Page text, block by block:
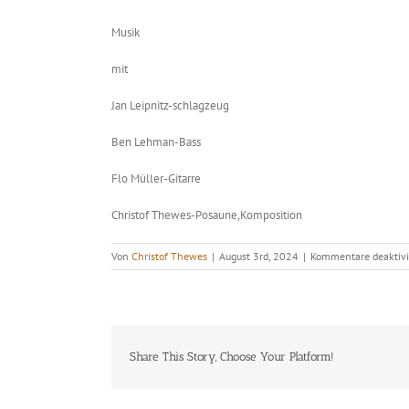
Musik
mit
Jan Leipnitz-schlagzeug
Ben Lehman-Bass
Flo Müller-Gitarre
Christof Thewes-Posaune,Komposition
Von Christof Thewes | August 3rd, 2024 | Kommentare
Share This Story, Choose Your Platform!